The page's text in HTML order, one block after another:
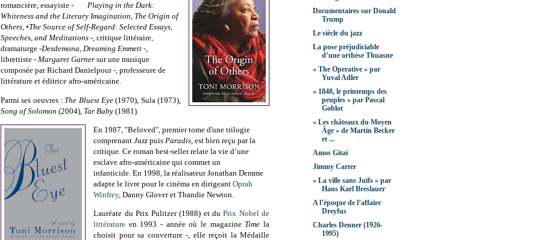
romancière, essayiste -
Playing in the Dark:
Whiteness and the Literary Imagination, The Origin of
Others, •The Source of Self-Regard: Selected Essays,
Speeches, and Meditations -, critique littéraire,
dramaturge -Desdemona, Dreaming Emmett -,
librettiste - Margaret Garner sur une musique
composée par Richard Danielpour -, professeure de
littérature et éditrice afro-américaine.
Parmi ses oeuvres : The Bluest Eye(1970), Sula (1973),
Song of Solomon (2004), Tar Baby (1981).
En 1987, "Beloved", premier tome d'une trilogie
comprenantJazzpuis Paradis,est bien reçu par la
critique. Ce roman best-seller relate la vie d’une
esclave afro-américaine qui commet un
infanticide. En 1998, la réalisateur Jonathan Demme
adapte le livre pour le cinéma en dirigeantOprah
Winfrey, Danny Glover et Thandie Newton.
Lauréate du Prix Pulitzer (1988) et duPrix Nobel de
littérature en 1993 - année où le magazine Time la
choisit pour sa couverture -, elle reçoit la Médaille
Documentaires sur Donald
Trump
Le siècle du jazz
La pose préjudiciable
d’une orthèse Thuasne
« The Operative » par
Yuval Adler
« 1848, le printemps des
peuples » par Pascal
Goblot
« Les châteaux du Moyen
Âge » de Martin Becker
et ...
Amos Gitaï
Jimmy Carter
« La ville sans Juifs » par
Hans Karl Breslauer
A l’époque de l’affaire
Dreyfus
Charles Denner (1926-
1995)